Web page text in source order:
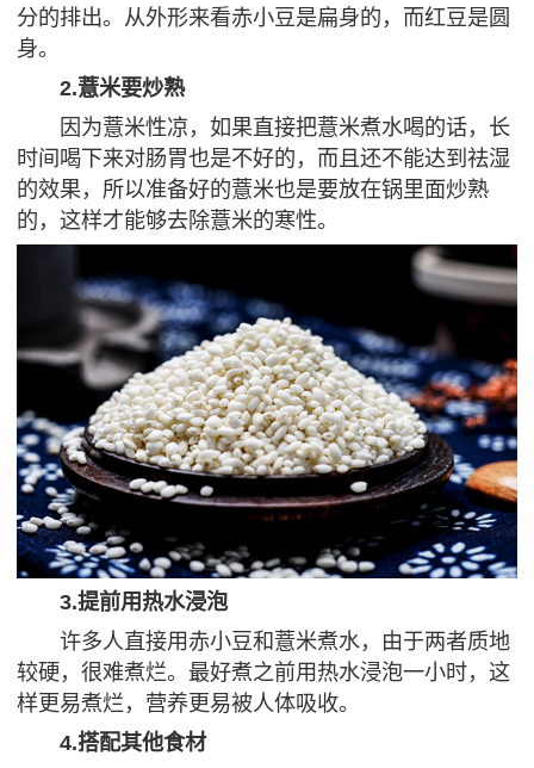
分的排出。从外形来看赤小豆是扁身的，而红豆是圆
身。
2.薏米要炒熟
因为薏米性凉，如果直接把薏米煮水喝的话，长
时间喝下来对肠胃也是不好的，而且还不能达到祛湿
的效果，所以准备好的薏米也是要放在锅里面炒熟
的，这样才能够去除薏米的寒性。
3.提前用热水浸泡
许多人直接用赤小豆和薏米煮水，由于两者质地
较硬，很难煮烂。最好煮之前用热水浸泡一小时，这
样更易煮烂，营养更易被人体吸收。
4.搭配其他食材